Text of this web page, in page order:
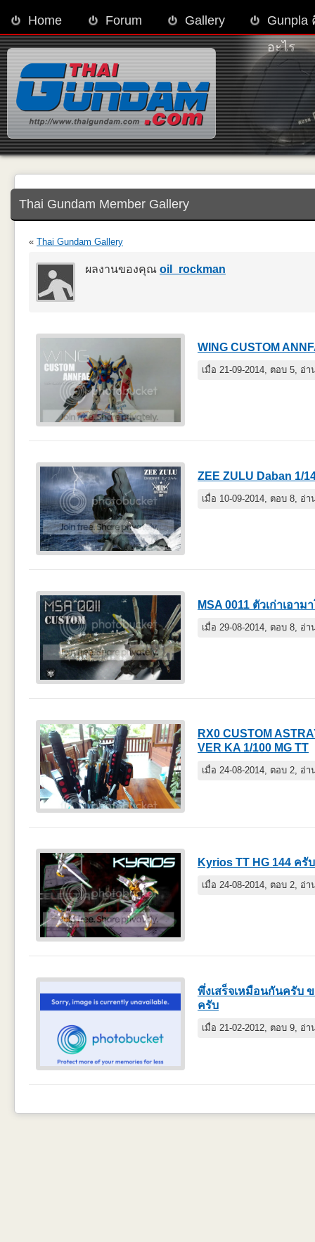
Home Forum Gallery
Gunpla
อะไร
Thai Gundam Member Gallery
« Thai Gundam Gallery
ผลงานของคุณ oil_rockman
WING CUSTOM
เมื่อ 21-09-2014, ตอบ 5, อ่า
ZEE ZULU Daban 1/
เมื่อ 10-09-2014, ตอบ 8, อ่า
MSA 0011 ตัวเก่าเอา
เมื่อ 29-08-2014, ตอบ 8, อ่า
RX0 CUSTOM
VER KA 1/100 MG TT
เมื่อ 24-08-2014, ตอบ 2, อ่า
Kyrios TT HG 144 ครั
เมื่อ 24-08-2014, ตอบ 2, อ่า
พึ่งเสร็จเหมือนกันครับ
ครับ
เมื่อ 21-02-2012, ตอบ 9, อ่า